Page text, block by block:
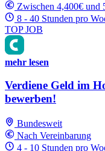
Zwischen 4,400€ und
8 - 40 Stunden pro
TOP JOB
mehr lesen
Verdiene Geld im
bewerben!
Bundesweit
Nach Vereinbarung
4 - 10 Stunden pro